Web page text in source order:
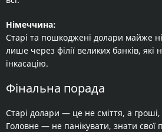
Німеччина:
Старі та пошкоджені долари майже
лише через філії великих банків, які
інкасацію.
Фінальна порада
Старі долари — це не сміття, а
Головне — не панікувати, знати свої